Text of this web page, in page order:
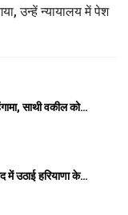
उन्हें न्यायालय में पेश
साथी वकील को…
में उठाई हरियाणा के…